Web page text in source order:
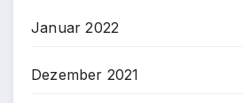
Januar 2022
Dezember 2021